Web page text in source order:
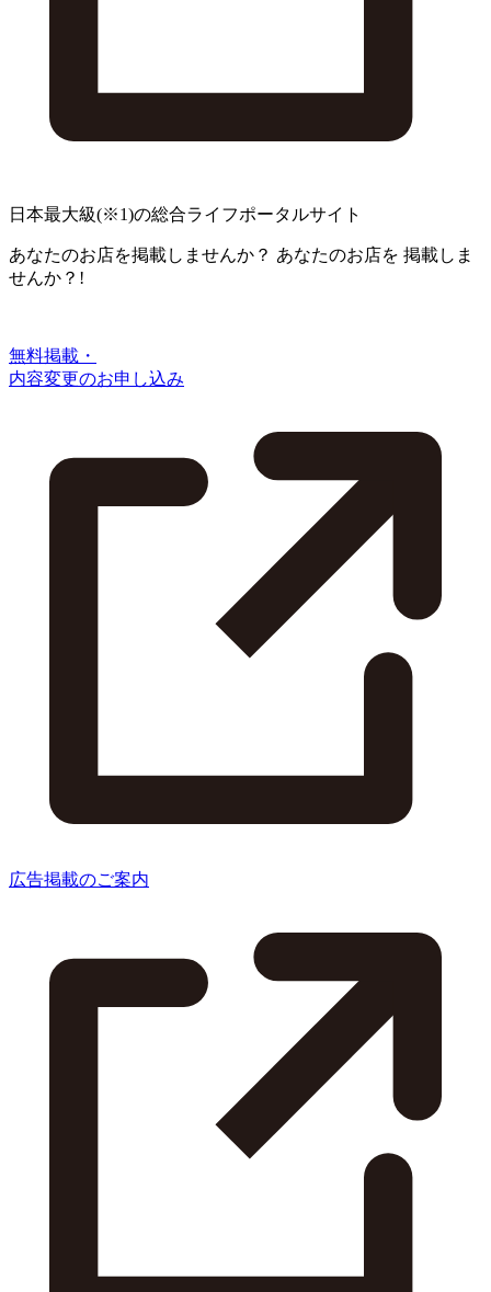
日本最大級(※1)の総合ライフポータルサイト
あなたのお店を掲載しませんか？ あなたのお店を 掲載しま
せんか？!
無料掲載・
内容変更のお申し込み
広告掲載のご案内